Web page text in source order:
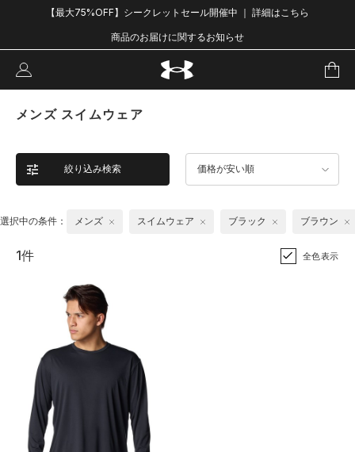
【最大75%OFF】シークレットセール開催中 ｜ 詳細はこちら
商品のお届けに関するお知らせ
メンズ スイムウェア
絞り込み検索 価格が安い順
選択中の条件： メンズ スイムウェア ブラック ブラウン
1件 全色表示